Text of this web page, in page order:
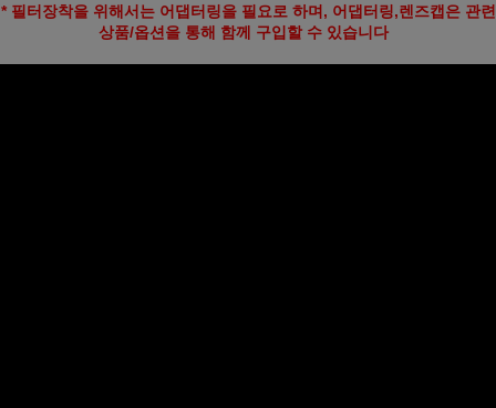
* 필터장착을 위해서는 어댑터링을 필요로 하며, 어댑터링,렌즈캡은 관련
상품/옵션을 통해 함께 구입할 수 있습니다